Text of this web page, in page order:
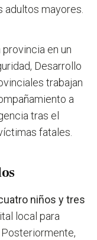
mayores.
en un
Desarrollo
trabajan
a
tras el
fatales.
niños y tres
local para